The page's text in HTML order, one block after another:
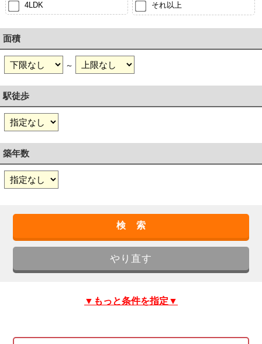
4LDK それ以上
面積
～
駅徒歩
築年数
▼もっと条件を指定▼